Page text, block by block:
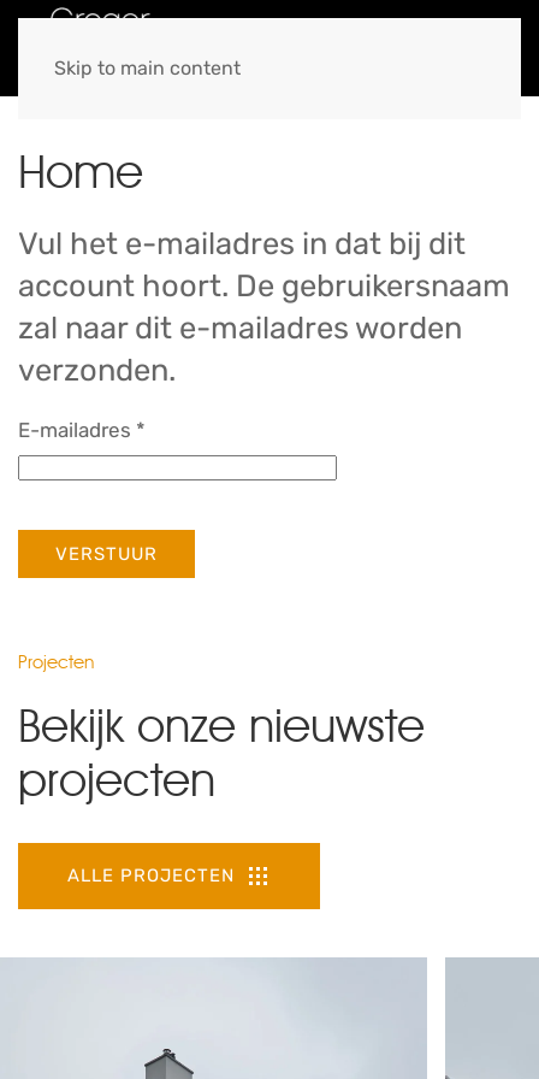
Skip to main content
Home
Vul het e-mailadres in dat bij dit
account hoort. De gebruikersnaam
zal naar dit e-mailadres worden
verzonden.
E-mailadres *
VERSTUUR
Projecten
Bekijk onze nieuwste
projecten
ALLE PROJECTEN